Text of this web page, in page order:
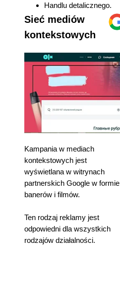
Handlu detalicznego.
Sieć mediów
kontekstowych
Kampania w mediach
kontekstowych jest
wyświetlana w witrynach
partnerskich Google w formie
banerów i filmów.
Ten rodzaj reklamy jest
odpowiedni dla wszystkich
rodzajów działalności.